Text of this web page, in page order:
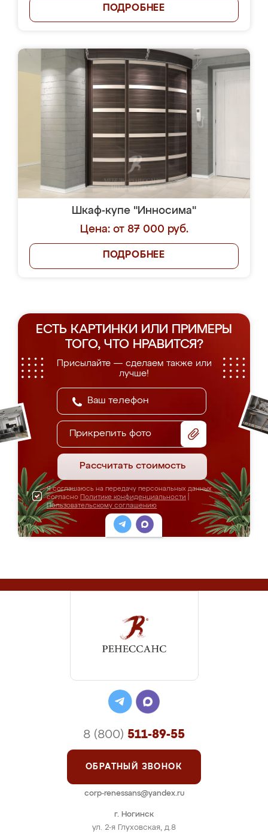
ПОДРОБНЕЕ
Шкаф-купе "Инносима"
Цена: от 87 000 руб.
ПОДРОБНЕЕ
ЕСТЬ КАРТИНКИ ИЛИ ПРИМЕРЫ
ТОГО, ЧТО НРАВИТСЯ?
Присылайте — сделаем также или
лучше!
Прикрепить фото
Рассчитать стоимость
Я соглашаюсь на передачу персональных данных
согласно Политике конфиденциальности
Пользовательскому соглашению
г. Ногинск
ул. 2-я Глуховская, д.8
8 (800) 511-89-55
ОБРАТНЫЙ ЗВОНОК
corp-renessans@yandex.ru